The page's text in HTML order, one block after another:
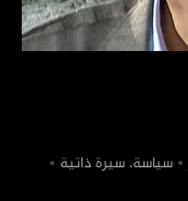
‏سياسة، سيرة ذاتية